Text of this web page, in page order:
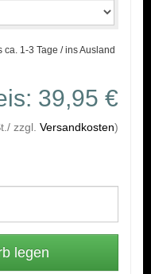
1-3 Tage / ins Ausland
39,95 €
zzgl. Versandkosten)